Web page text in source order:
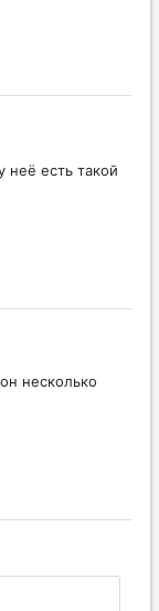
неё есть такой
несколько